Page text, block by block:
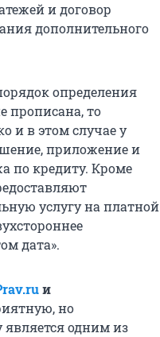
и договор
дополнительного
определения
прописана, то
и в этом случае у
приложение и
по кредиту. Кроме
услугу на платной
дата».
и
но
одним из